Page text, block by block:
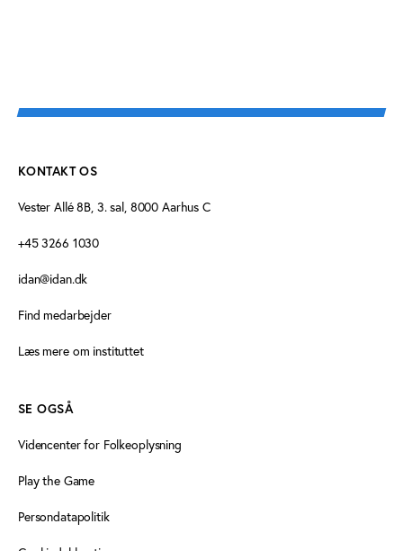
KONTAKT OS
Vester Allé 8B, 3. sal, 8000 Aarhus C
+45 3266 1030
idan@idan.dk
Find medarbejder
Læs mere om instituttet
SE OGSÅ
Videncenter for Folkeoplysning
Play the Game
Persondatapolitik